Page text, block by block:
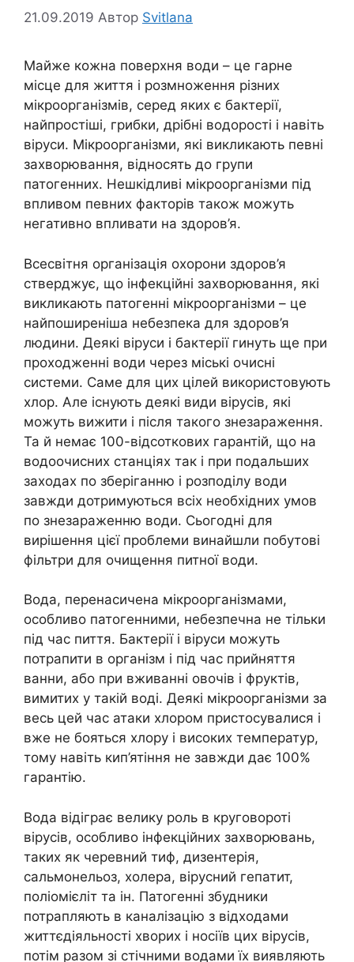
21.09.2019 Автор Svitlana
Майже кожна поверхня води – це гарне
місце для життя і розмноження різних
мікроорганізмів, серед яких є бактерії,
найпростіші, грибки, дрібні водорості і навіть
віруси. Мікроорганізми, які викликають певні
захворювання, відносять до групи
патогенних. Нешкідливі мікроорганізми під
впливом певних факторів також можуть
негативно впливати на здоров’я.
Всесвітня організація охорони здоров’я
стверджує, що інфекційні захворювання, які
викликають патогенні мікроорганізми – це
найпоширеніша небезпека для здоров’я
людини. Деякі віруси і бактерії гинуть ще при
проходженні води через міські очисні
системи. Саме для цих цілей використовують
хлор. Але існують деякі види вірусів, які
можуть вижити і після такого знезараження.
Та й немає 100-відсоткових гарантій, що на
водоочисних станціях так і при подальших
заходах по зберіганню і розподілу води
завжди дотримуються всіх необхідних умов
по знезараженню води. Сьогодні для
вирішення цієї проблеми винайшли побутові
фільтри для очищення питної води.
Вода, перенасичена мікроорганізмами,
особливо патогенними, небезпечна не тільки
під час пиття. Бактерії і віруси можуть
потрапити в організм і під час прийняття
ванни, або при вживанні овочів і фруктів,
вимитих у такій воді. Деякі мікроорганізми за
весь цей час атаки хлором пристосувалися і
вже не бояться хлору і високих температур,
тому навіть кип’ятіння не завжди дає 100%
гарантію.
Вода відіграє велику роль в круговороті
вірусів, особливо інфекційних захворювань,
таких як черевний тиф, дизентерія,
сальмонельоз, холера, вірусний гепатит,
поліомієліт та ін. Патогенні збудники
потрапляють в каналізацію з відходами
життєдіяльності хворих і носіїв цих вірусів,
потім разом зі стічними водами їх виявляють